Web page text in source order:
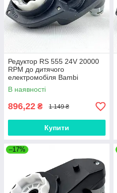
Редуктор RS 555 24V 20000
RPM до дитячого
електромобіля Bambi
В наявності
896,22 ₴ 1 149 ₴
Купити
–17%